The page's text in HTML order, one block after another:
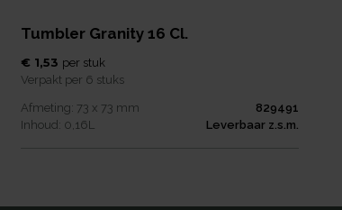
Tumbler Granity 16 Cl.
€ 1,53 per stuk
Verpakt per 6 stuks
Afmeting: 73 x 73 mm
Inhoud: 0,16L
829491
Leverbaar z.s.m.